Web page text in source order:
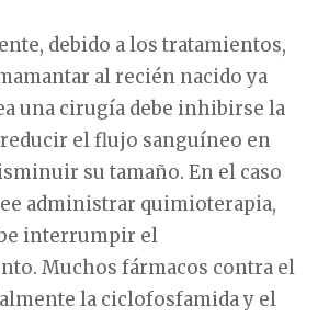
debido a los tratamientos,
al recién nacido ya
una cirugía debe inhibirse la
el flujo sanguíneo en
su tamaño. En el caso
administrar quimioterapia,
interrumpir el
Muchos fármacos contra el
la ciclofosfamida y el